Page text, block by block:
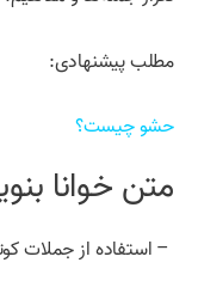
مطلب پیشنهادی:
حشو چیست؟
متن خوانا
– استفاده از جملات